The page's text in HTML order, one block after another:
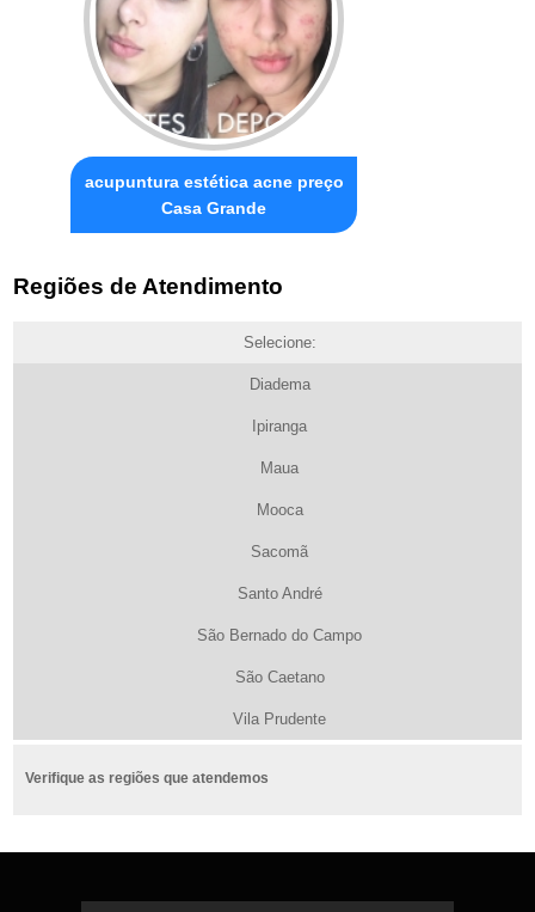
acupuntura estética acne preço
Casa Grande
Regiões de Atendimento
Selecione:
Diadema
Ipiranga
Maua
Mooca
Sacomã
Santo André
São Bernado do Campo
São Caetano
Vila Prudente
Verifique as regiões que atendemos